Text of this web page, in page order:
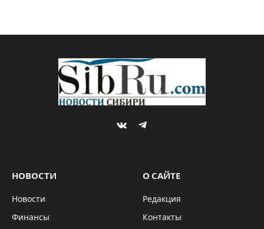
VKontakteTelegram
НОВОСТИ
Новости
Финансы
О САЙТЕ
Редакция
Контакты